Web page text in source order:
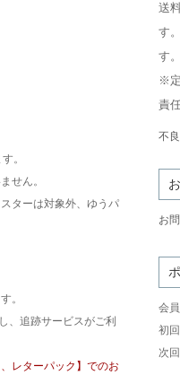
。
せん。
ターは対象外、ゆうパ
。
、追跡サービスがご利
レターパック】でのお
送
す
す。
※
責
不
お
会
初
次